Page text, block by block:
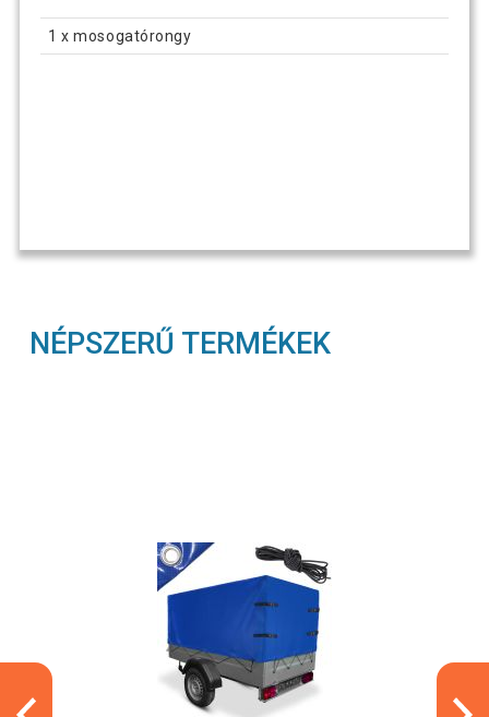
1 x mosogatórongy
NÉPSZERŰ TERMÉKEK